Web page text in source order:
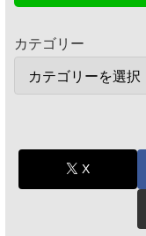
カテゴリー
X